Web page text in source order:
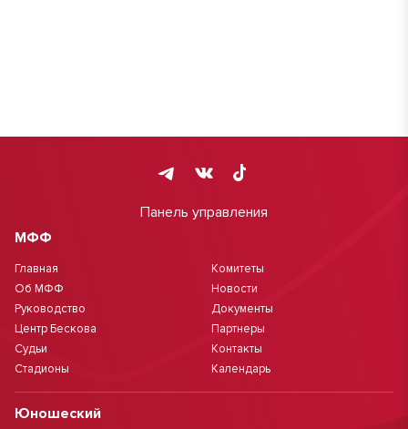
Панель управления
МФФ
Главная
Об МФФ
Руководство
Центр Бескова
Судьи
Стадионы
Комитеты
Новости
Документы
Партнеры
Контакты
Календарь
Юношеский